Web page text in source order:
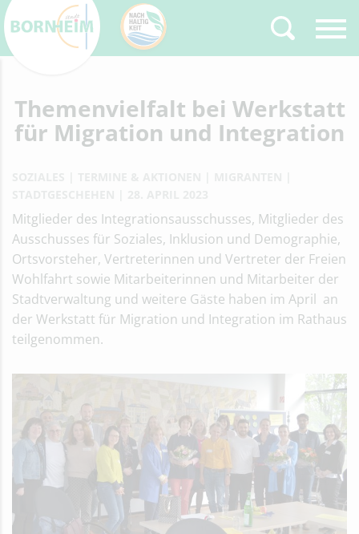
Zurück
Type 2 or more
characters for results.
Themenvielfalt bei Werkstatt
für Migration und Integration
Mitglieder des Integrationsausschusses, Mitglieder des
Ausschusses für Soziales, Inklusion und Demographie,
Ortsvorsteher, Vertreterinnen und Vertreter der Freien
Wohlfahrt sowie Mitarbeiterinnen und Mitarbeiter der
Stadtverwaltung und weitere Gäste haben im April an
der Werkstatt für Migration und Integration im Rathaus
teilgenommen.